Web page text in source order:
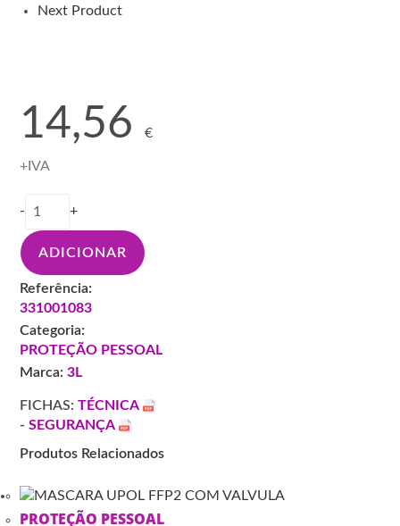
Next Product
14,56€
+IVA
LUVA
3L
UNIBLACK
2200
100UN
- +
ADICIONAR
Referência:
331001083
Categoria:
PROTEÇÃO PESSOAL
Marca: 3L
FICHAS:TÉCNICA
-SEGURANÇA
Produtos Relacionados
PROTEÇÃO PESSOAL